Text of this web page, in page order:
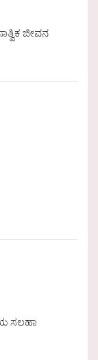
ಜೀವನ
ಸಲಹಾ